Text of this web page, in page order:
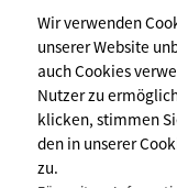
Impressum
Nutzungsbedingungen
Wir verwenden
unserer Website
auch Cookies
Nutzer zu
klicken, stimmen
den in unserer
zu.